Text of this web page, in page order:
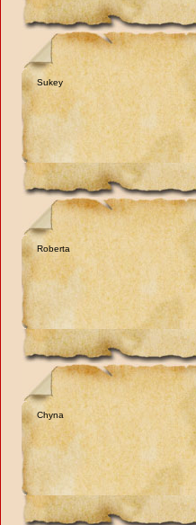
Sukey
Roberta
Chyna